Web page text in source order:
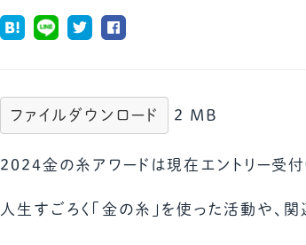
ファイルダウンロード 2 MB
2024金の糸アワードは現在エントリー受付
人生すごろく「金の糸」を使った活動や、